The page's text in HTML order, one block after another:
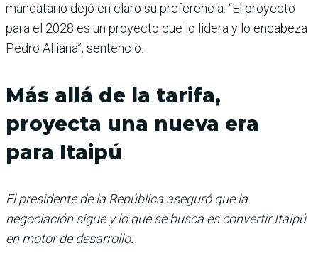
mandatario dejó en claro su preferen­cia. “El proyecto
para el 2028 es un proyecto que lo lidera y lo encabeza
Pedro Alliana”, sentenció.
Más allá de la tarifa,
proyecta una nueva era
para Itaipú
El presidente de la República aseguró que la
negociación sigue y lo que se busca es convertir Itaipú
en motor de desarrollo.